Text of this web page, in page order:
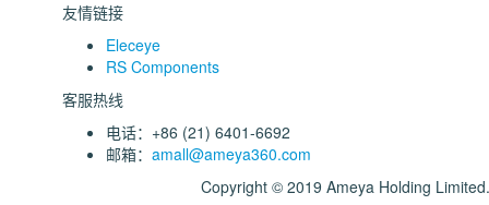
友情链接
Eleceye
RS Components
客服热线
电话：+86 (21) 6401-6692
邮箱： amall@ameya360.com
Copyright © 2019 Ameya Holding